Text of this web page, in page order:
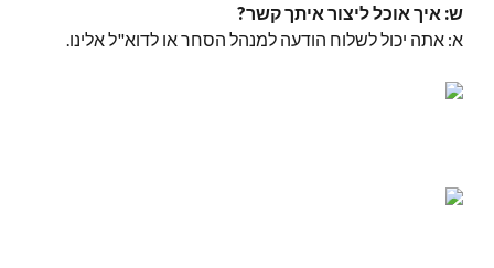
ש: איך אוכל ליצור איתך קשר?
א: אתה יכול לשלוח הודעה למנהל הסחר או לדוא"ל אלינו.